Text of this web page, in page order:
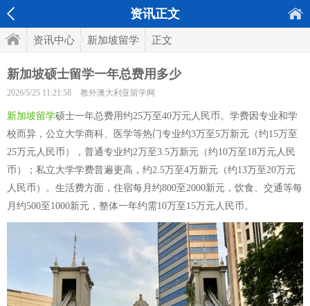
资讯正文
资讯中心 新加坡留学 正文
新加坡硕士留学一年总费用多少
2026/5/25 11:21:58 教外澳大利亚留学网
新加坡留学硕士一年总费用约25万至40万元人民币。学费因专业和学
校而异，公立大学商科、医学等热门专业约3万至5万新元（约15万至
25万元人民币），普通专业约2万至3.5万新元（约10万至18万元人民
币）；私立大学学费普遍更高，约2.5万至4万新元（约13万至20万元
人民币）。生活费方面，住宿每月约800至2000新元，饮食、交通等每
月约500至1000新元，整体一年约需10万至15万元人民币。